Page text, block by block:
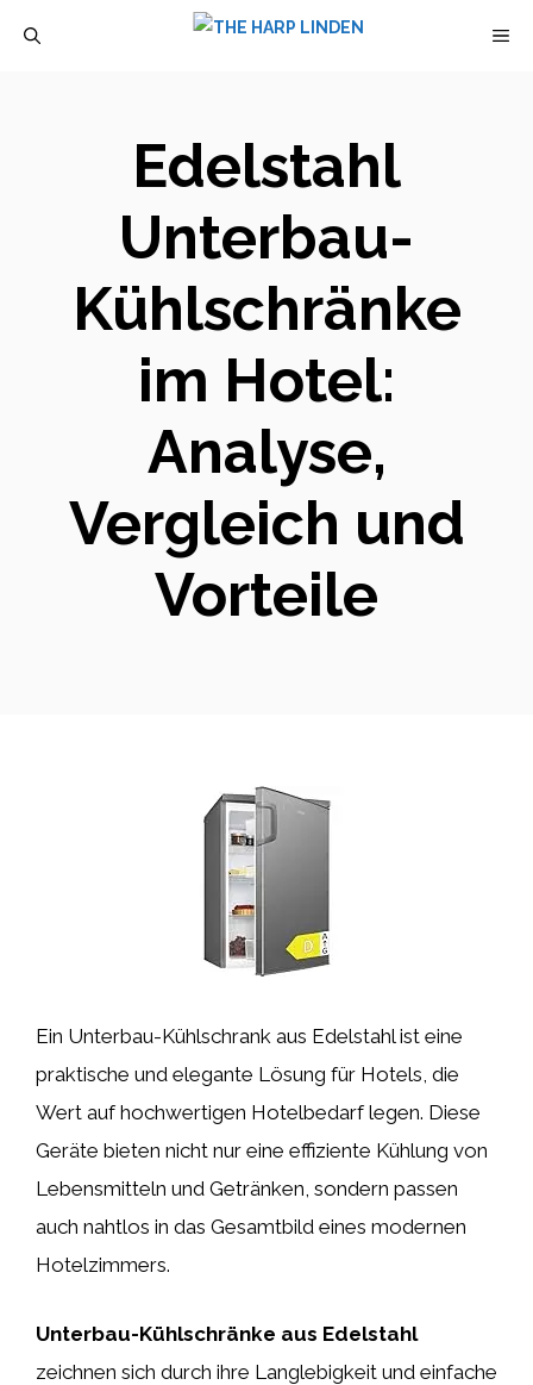
Edelstahl
Unterbau-
Kühlschränke
im Hotel:
Analyse,
Vergleich und
Vorteile
Ein Unterbau-Kühlschrank aus Edelstahl ist eine
praktische und elegante Lösung für Hotels, die
Wert auf hochwertigen Hotelbedarf legen. Diese
Geräte bieten nicht nur eine effiziente Kühlung von
Lebensmitteln und Getränken, sondern passen
auch nahtlos in das Gesamtbild eines modernen
Hotelzimmers.
Unterbau-Kühlschränke aus Edelstahl
zeichnen sich durch ihre Langlebigkeit und einfache